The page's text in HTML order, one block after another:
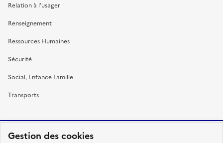
Gestion des cookies
Relation à l’usager
Renseignement
Ressources Humaines
Sécurité
Social, Enfance Famille
Transports